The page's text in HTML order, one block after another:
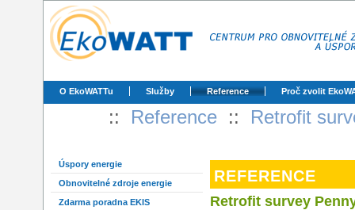
O EkoWATTu Služby Reference Proč zvolit
:: Reference :: Retrofit
Úspory energie
Obnovitelné zdroje energie
Zdarma poradna EKIS
REFERENCE
Retrofit survey